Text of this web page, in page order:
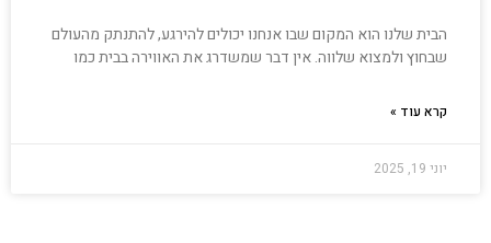
הבית שלנו הוא המקום שבו אנחנו יכולים להירגע, להתנתק מהעולם
שבחוץ ולמצוא שלווה. אין דבר שמשדרג את האווירה בבית כמו
קרא עוד »
יוני 19, 2025